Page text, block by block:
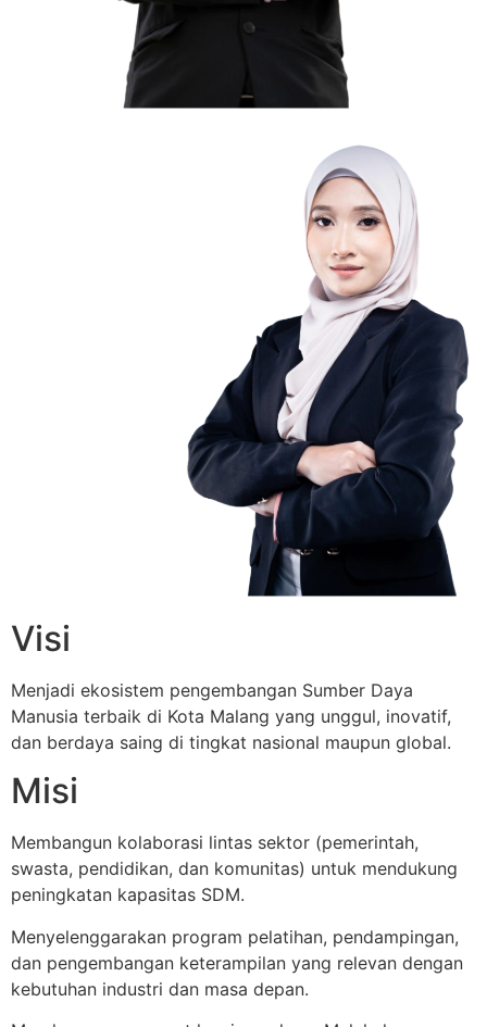
Visi
Menjadi ekosistem pengembangan Sumber Daya
Manusia terbaik di Kota Malang yang unggul, inovatif,
dan berdaya saing di tingkat nasional maupun global.
Misi
Membangun kolaborasi lintas sektor (pemerintah,
swasta, pendidikan, dan komunitas) untuk mendukung
peningkatan kapasitas SDM.
Menyelenggarakan program pelatihan, pendampingan,
dan pengembangan keterampilan yang relevan dengan
kebutuhan industri dan masa depan.